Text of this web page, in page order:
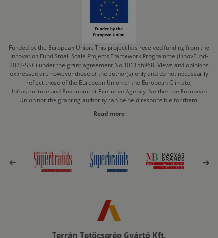
Funded by the European Union. This project has received funding from the
Innovation Fund Small Scale Projects Framework Programme (InnovFund-
2022-SSC) under the grant agreement No 101156968. Views and opinions
expressed are however those of the author(s) only and do not necessarily
reflect those of the European Union or the European Climate,
Infrastructure and Environment Executive Agency. Neither the European
Union nor the granting authority can be held responsible for them.
Read more
Terrán Tetőcserép Gyártó Kft.